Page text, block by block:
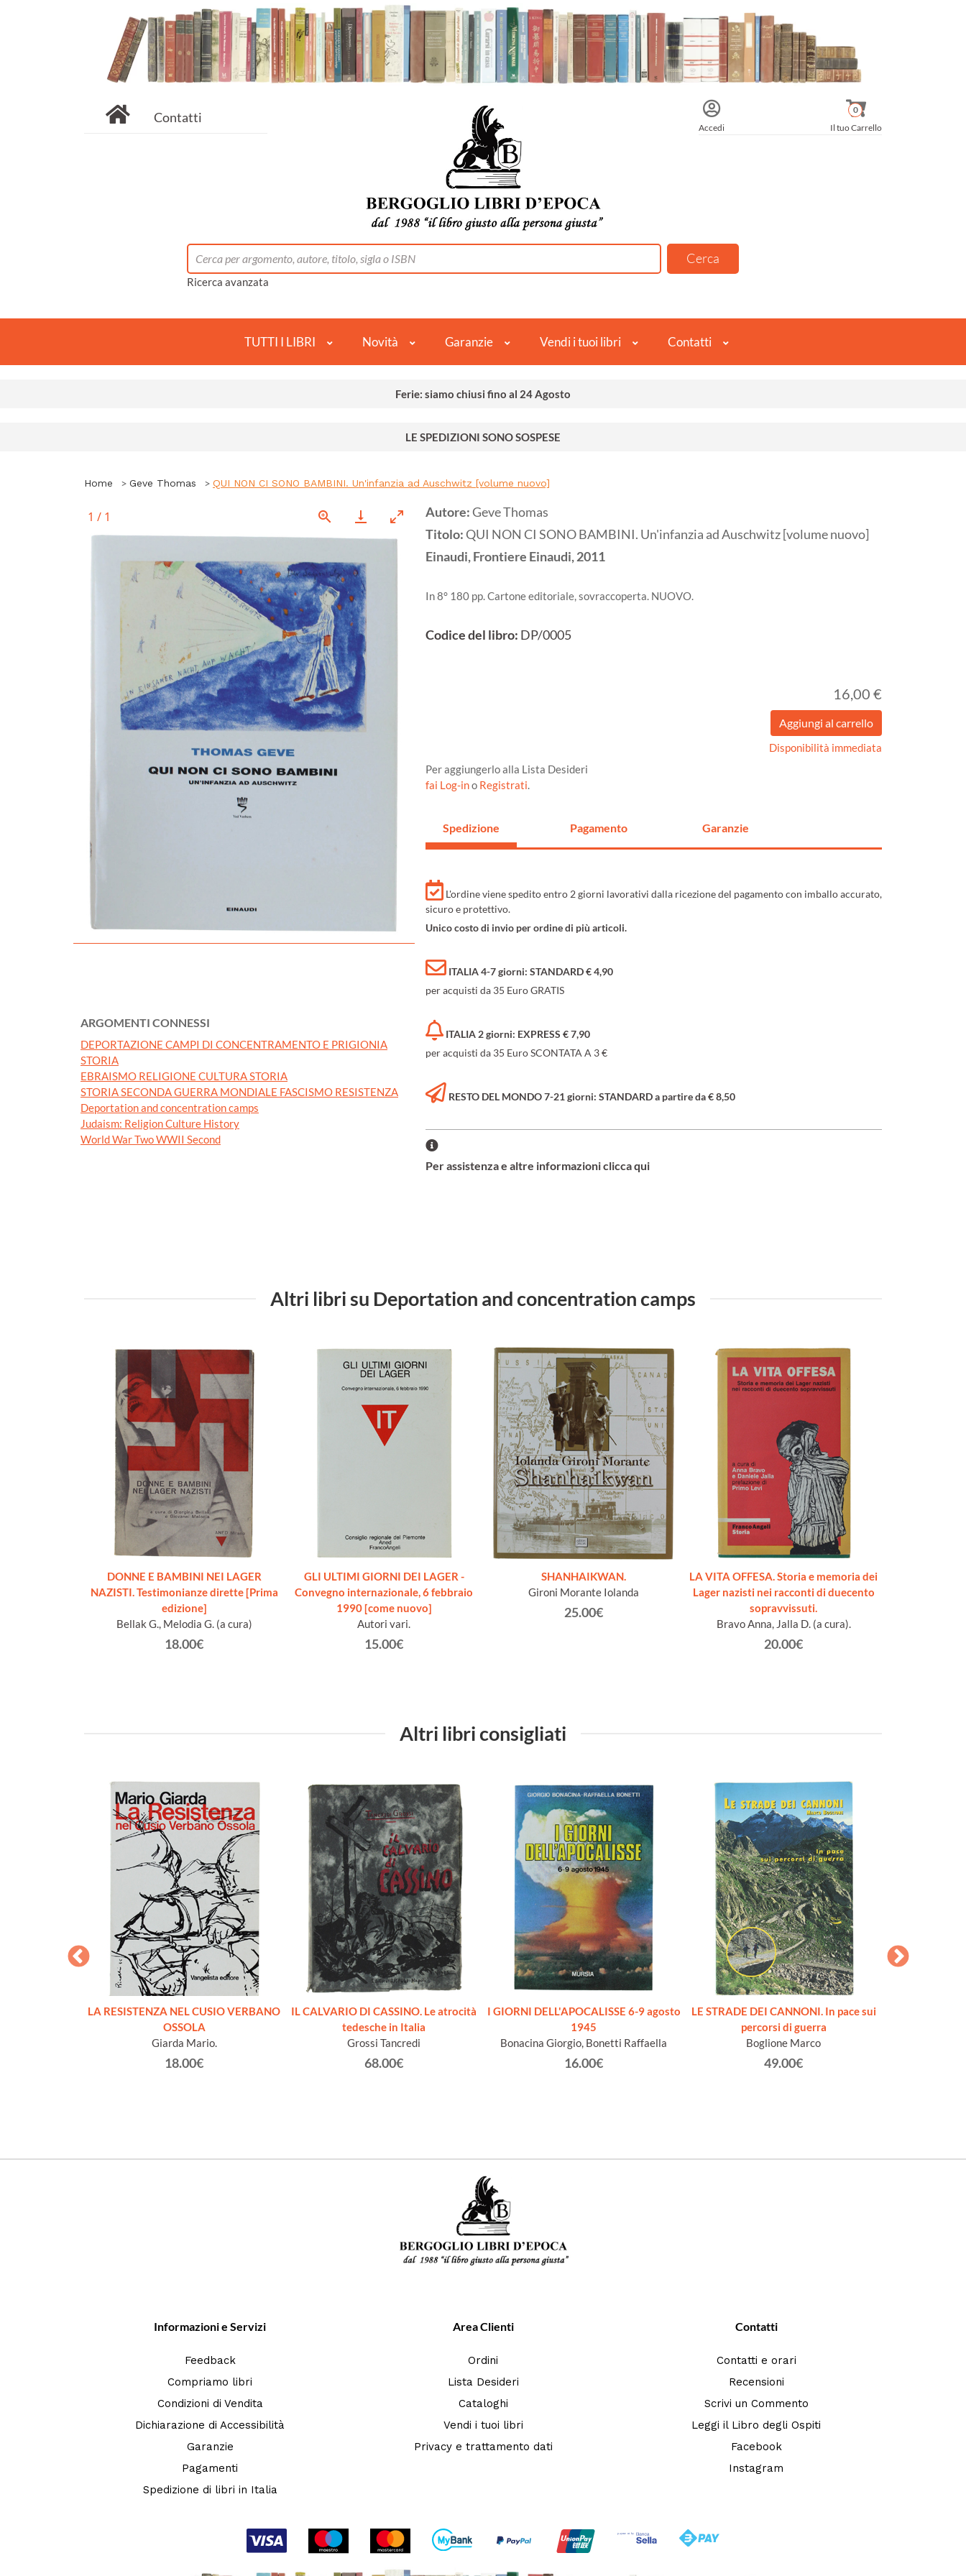
Contatti
Accedi Il tuo Carrello
0
Ricerca avanzata
TUTTI I LIBRI Novità Garanzie Vendi i tuoi libri Contatti
Ferie: siamo chiusi fino al 24 Agosto
LE SPEDIZIONI SONO SOSPESE
Home Geve Thomas QUI NON CI SONO BAMBINI. Un'infanzia ad Auschwitz [volume nuovo]
1 / 1
ARGOMENTI CONNESSI
DEPORTAZIONE CAMPI DI CONCENTRAMENTO E PRIGIONIA
STORIA
EBRAISMO RELIGIONE CULTURA STORIA
STORIA SECONDA GUERRA MONDIALE FASCISMO RESISTENZA
Deportation and concentration camps
Judaism: Religion Culture History
World War Two WWII Second
Autore:Geve Thomas
Titolo:QUI NON CI SONO BAMBINI. Un'infanzia ad Auschwitz [volume nuovo]
Einaudi, Frontiere Einaudi,2011
In 8° 180 pp. Cartone editoriale, sovraccoperta. NUOVO.
Codice del libro: DP/0005
16,00 €
Disponibilità immediata
Per aggiungerlo alla Lista Desideri
fai Log-ino Registrati.
Spedizione Pagamento Garanzie
L'ordine viene spedito entro 2 giorni lavorativi dalla ricezione del pagamento con imballo accurato,
sicuro e protettivo.
Unico costo di invio per ordine di più articoli.
ITALIA 4-7 giorni: STANDARD € 4,90
per acquisti da 35 Euro GRATIS
ITALIA 2 giorni: EXPRESS € 7,90
per acquisti da 35 Euro SCONTATA A 3 €
RESTO DEL MONDO 7-21 giorni: STANDARD a partire da € 8,50
Per assistenza e altre informazioni clicca qui
Altri libri su Deportation and concentration camps
DONNE E BAMBINI NEI LAGER
NAZISTI. Testimonianze dirette [Prima
edizione]
Bellak G., Melodia G. (a cura)
18.00€
GLI ULTIMI GIORNI DEI LAGER -
Convegno internazionale, 6 febbraio
1990 [come nuovo]
Autori vari.
15.00€
SHANHAIKWAN.
Gironi Morante Iolanda
25.00€
LA VITA OFFESA. Storia e memoria dei
Lager nazisti nei racconti di duecento
sopravvissuti.
Bravo Anna, Jalla D. (a cura).
20.00€
Altri libri consigliati
LA RESISTENZA NEL CUSIO VERBANO
OSSOLA
Giarda Mario.
18.00€
IL CALVARIO DI CASSINO. Le atrocità
tedesche in Italia
Grossi Tancredi
68.00€
I GIORNI DELL'APOCALISSE 6-9 agosto
1945
Bonacina Giorgio, Bonetti Raffaella
16.00€
LE STRADE DEI CANNONI. In pace sui
percorsi di guerra
Boglione Marco
49.00€
Informazioni e Servizi
Feedback
Compriamo libri
Condizioni di Vendita
Dichiarazione di Accessibilità
Garanzie
Pagamenti
Spedizione di libri in Italia
Area Clienti
Ordini
Lista Desideri
Cataloghi
Vendi i tuoi libri
Privacy e trattamento dati
Contatti
Contatti e orari
Recensioni
Scrivi un Commento
Leggi il Libro degli Ospiti
Facebook
Instagram